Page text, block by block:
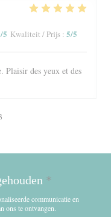
/5 Kwaliteit / Prijs : 5/5
Plaisir des yeux et des
*
communicatie en
ons te ontvangen.